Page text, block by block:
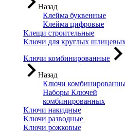
Назад
Клейма буквенные
Клейма цифровые
Клещи строительные
Ключи для круглых
Ключи комбинированные
Назад
Ключи
Наборы Ключей
комбинированных
Ключи накидные
Ключи разводные
Ключи рожковые